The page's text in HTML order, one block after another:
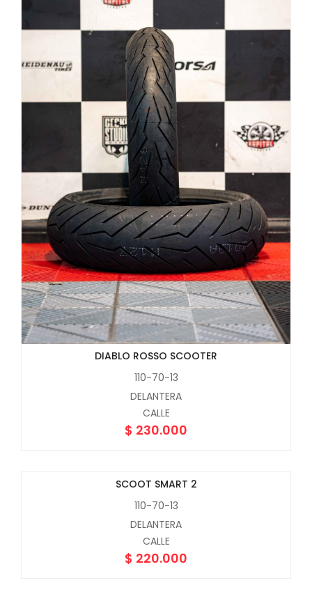
DIABLO ROSSO SCOOTER
110-70-13
DELANTERA
CALLE
$ 230.000
SCOOT SMART 2
110-70-13
DELANTERA
CALLE
$ 220.000